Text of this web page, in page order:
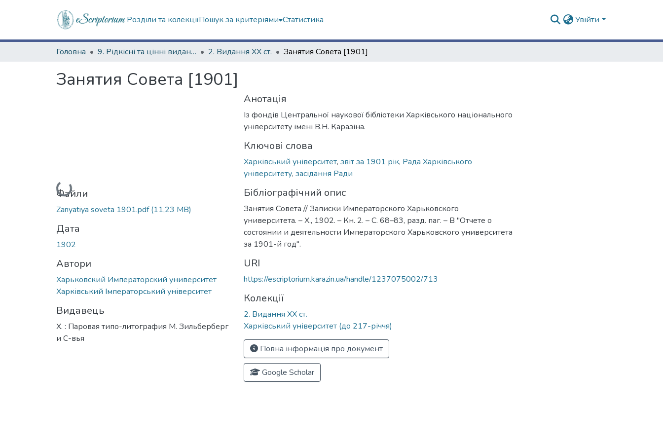
Розділи та колекціїПошук за критеріями Статистика Увійти
Головна 9. Рідкісні та цінні видання 2. Видання ХХ ст. Занятия Совета [1901]
Занятия Совета [1901]
Вантажиться...
Файли
Zanyatiya soveta 1901.pdf(11,23 MB)
Дата
1902
Автори
Харьковский Императорский университет
Харківський Імператорський університет
Видавець
Х. : Паровая типо-литография М. Зильберберг
и С-вья
Анотація
Із фондів Центральної наукової бібліотеки Харківського національного
університету імені В.Н. Каразіна.
Ключові слова
Харківський університет, звіт за 1901 рік, Рада Харківського
університету, засідання Ради
Бібліографічний опис
Занятия Совета // Записки Императорского Харьковского
университета. – Х., 1902. – Кн. 2. – С. 68–83, разд. паг. – В "Отчете о
состоянии и деятельности Императорского Харьковского университета
за 1901-й год".
URI
https://escriptorium.karazin.ua/handle/1237075002/713
Колекції
2. Видання ХХ ст.
Харківський університет (до 217-річчя)
Повна інформація про документ
Google Scholar